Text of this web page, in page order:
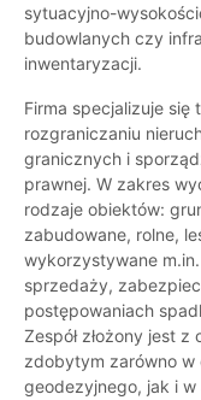
sytuacyjno-
budowlanych czy
inwentaryzacji.
Firma specjalizuje się
rozgraniczaniu
granicznych i
prawnej. W zakres
rodzaje obiektów:
zabudowane, rolne,
wykorzystywane
sprzedaży,
postępowaniach
Zespół złożony jest
zdobytym zarówno
geodezyjnego, jak i